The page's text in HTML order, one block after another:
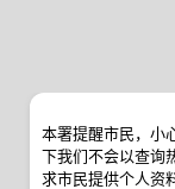
本署提醒市民，小
下我们不会以查询
求市民提供个人资